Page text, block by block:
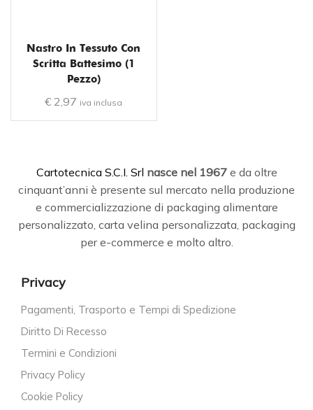
Nastro In Tessuto Con
Scritta Battesimo (1
Pezzo)
€ 2,97 iva inclusa
Cartotecnica S.C.I. Srl nasce nel 1967e da oltre
cinquant’anni è presente sul mercato nella produzione
e commercializzazione di packaging alimentare
personalizzato, carta velina personalizzata, packaging
per e-commerce e molto altro.
Privacy
Pagamenti, Trasporto e Tempi di Spedizione
Diritto Di Recesso
Termini e Condizioni
Privacy Policy
Cookie Policy